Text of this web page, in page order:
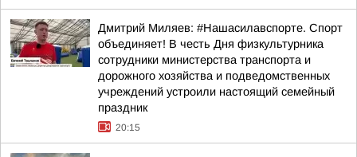
Дмитрий Миляев: #Нашасилавспорте. Спорт
объединяет! В честь Дня физкультурника
сотрудники министерства транспорта и
дорожного хозяйства и подведомственных
учреждений устроили настоящий семейный
праздник
20:15